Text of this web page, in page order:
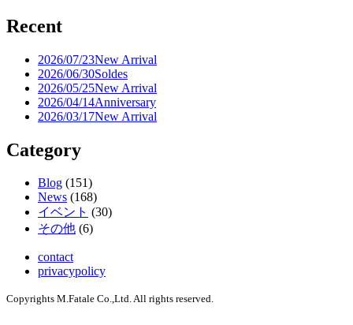
Recent
2026/07/23New Arrival
2026/06/30Soldes
2026/05/25New Arrival
2026/04/14Anniversary
2026/03/17New Arrival
Category
Blog (151)
News (168)
イベント (30)
その他 (6)
contact
privacypolicy
Copyrights M.Fatale Co.,Ltd. All rights reserved.